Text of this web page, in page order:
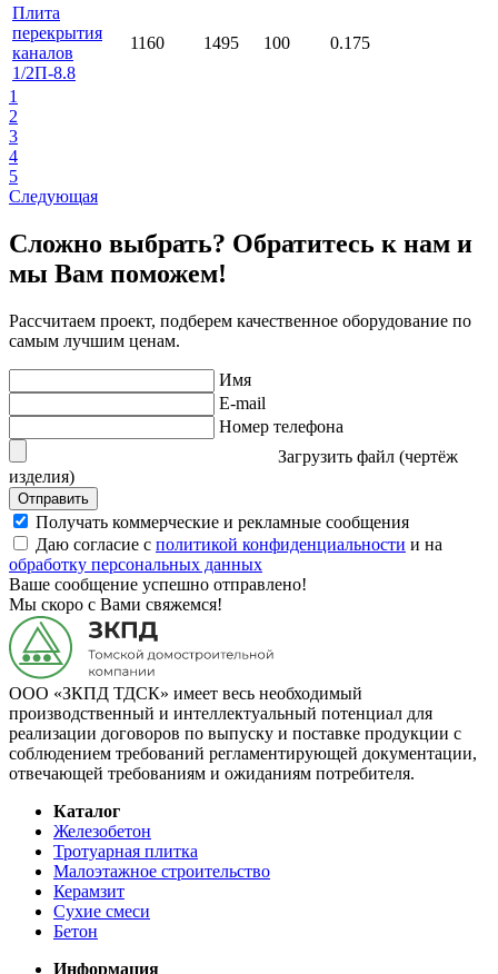
Плита
перекрытия
каналов
1/2П-8.8
1160 1495 100 0.175
1
2
3
4
5
Следующая
Сложно выбрать? Обратитесь к нам и
мы Вам поможем!
Рассчитаем проект, подберем качественное оборудование по
самым лучшим ценам.
Имя
E-mail
Номер телефона
Загрузить файл (чертёж
изделия)
Отправить
Получать коммерческие и рекламные сообщения
Даю согласие с политикой конфиденциальности и на
обработку персональных данных
Ваше сообщение успешно отправлено!
Мы скоро с Вами свяжемся!
ООО «ЗКПД ТДСК» имеет весь необходимый
производственный и интеллектуальный потенциал для
реализации договоров по выпуску и поставке продукции с
соблюдением требований регламентирующей документации,
отвечающей требованиям и ожиданиям потребителя.
Каталог
Железобетон
Тротуарная плитка
Малоэтажное строительство
Керамзит
Сухие смеси
Бетон
Информация